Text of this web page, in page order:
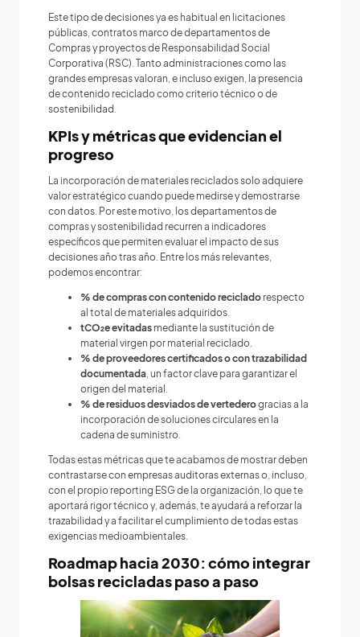
Este tipo de decisiones ya es habitual en licitaciones
públicas, contratos marco de departamentos de
Compras y proyectos de Responsabilidad Social
Corporativa (RSC). Tanto administraciones como las
grandes empresas valoran, e incluso exigen, la presencia
de contenido reciclado como criterio técnico o de
sostenibilidad.
KPIs y métricas que evidencian el
progreso
La incorporación de materiales reciclados solo adquiere
valor estratégico cuando puede medirse y demostrarse
con datos. Por este motivo, los departamentos de
compras y sostenibilidad recurren a indicadores
específicos que permiten evaluar el impacto de sus
decisiones año tras año. Entre los más relevantes,
podemos encontrar:
% de compras con contenido recicladorespecto
al total de materiales adquiridos.
tCO₂e evitadasmediante la sustitución de
material virgen por material reciclado.
% de proveedores certificados o con trazabilidad
documentada, un factor clave para garantizar el
origen del material.
% de residuos desviados de vertederogracias a la
incorporación de soluciones circulares en la
cadena de suministro.
Todas estas métricas que te acabamos de mostrar deben
contrastarse con empresas auditoras externas o, incluso,
con el propio reporting ESG de la organización, lo que te
aportará rigor técnico y, además, te ayudará a reforzar la
trazabilidad y a facilitar el cumplimiento de todas estas
exigencias medioambientales.
Roadmap hacia 2030: cómo integrar
bolsas recicladas paso a paso